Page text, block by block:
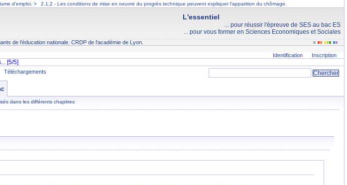
d'emploi. > 2.1.2 - Les conditions de mise en oeuvre du progrès technique peuvent expliquer l'apparition du chômage.
L'essentiel
... pour réussir l'épreuve de SES au bac ES
... pour vous former en Sciences Economiques et Sociales
de l'éducation nationale. CRDP de l'académie de Lyon.
Identification Inscription
Téléchargements
dans les différents chapitres